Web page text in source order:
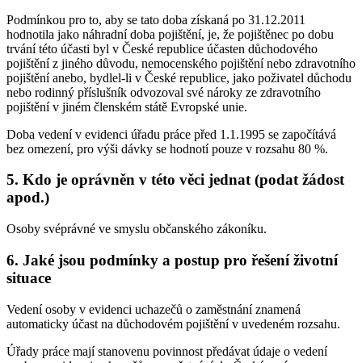
Podmínkou pro to, aby se tato doba získaná po 31.12.2011
hodnotila jako náhradní doba pojištění, je, že pojištěnec po dobu
trvání této účasti byl v České republice účasten důchodového
pojištění z jiného důvodu, nemocenského pojištění nebo zdravotního
pojištění anebo, bydlel-li v České republice, jako poživatel důchodu
nebo rodinný příslušník odvozoval své nároky ze zdravotního
pojištění v jiném členském státě Evropské unie.
Doba vedení v evidenci úřadu práce před 1.1.1995 se započítává
bez omezení, pro výši dávky se hodnotí pouze v rozsahu 80 %.
5. Kdo je oprávněn v této věci jednat (podat žádost
apod.)
Osoby svéprávné ve smyslu občanského zákoníku.
6. Jaké jsou podmínky a postup pro řešení životní
situace
Vedení osoby v evidenci uchazečů o zaměstnání znamená
automaticky účast na důchodovém pojištění v uvedeném rozsahu.
Úřady práce mají stanovenu povinnost předávat údaje o vedení